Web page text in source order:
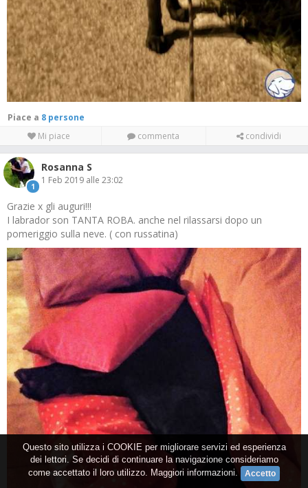
Piace a
8 persone
Mi piace
commenta condividi
1
Rosanna S
1 Feb 2019 alle 23:02
Grazie x gli auguri!!!
I labrador son TANTA ROBA. anche nel rilassarsi dopo un
pomeriggio sulla neve. ( con russatina)
Questo sito utilizza i COOKIE per migliorare servizi ed esperienza
dei lettori. Se decidi di continuare la navigazione consideriamo
come accettato il loro utilizzo. Maggiori informazioni.